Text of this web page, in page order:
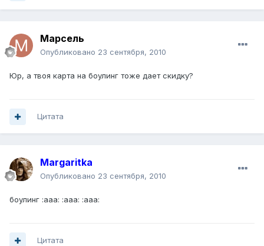
Марсель
Опубликовано 23 сентября, 2010
Юр, а твоя карта на боулинг тоже дает скидку?
Цитата
Margaritka
Опубликовано 23 сентября, 2010
боулинг :aaa: :aaa: :aaa:
Цитата